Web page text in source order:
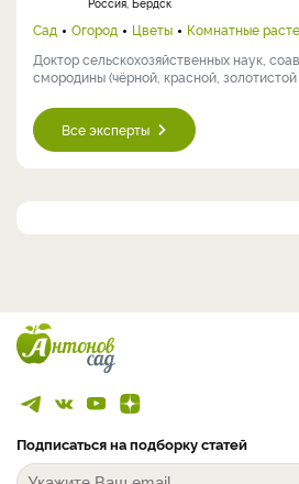
Сад Огород Цветы Комнатные
Доктор сельскохозяйственных наук,
смородины (чёрной, красной, золотистой
Все эксперты
Подписаться на подборку статей